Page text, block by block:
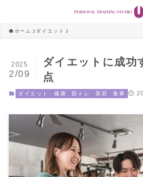
ホーム ダイエット
ダイエットに成功
点
2025
2/09
ダイエット 健康 筋トレ 美容 食事